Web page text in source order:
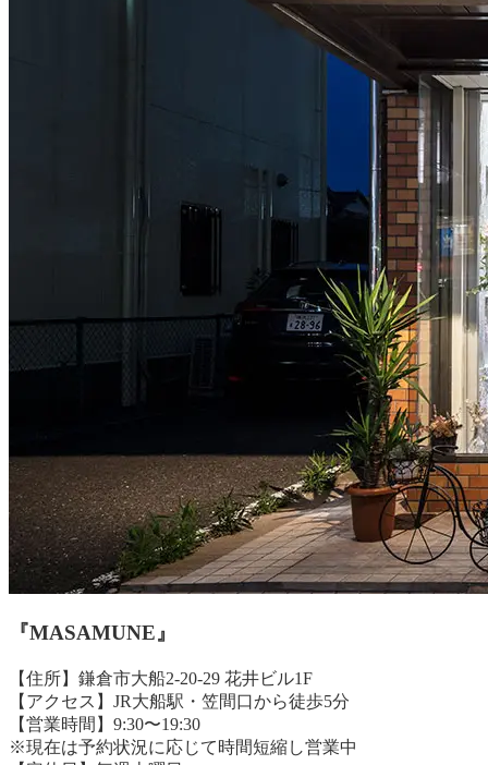
『MASAMUNE』
【住所】鎌倉市大船2-20-29 花井ビル1F
【アクセス】JR大船駅・笠間口から徒歩5分
【営業時間】9:30〜19:30
※現在は予約状況に応じて時間短縮し営業中